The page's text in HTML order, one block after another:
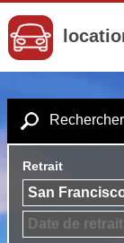
Retrait